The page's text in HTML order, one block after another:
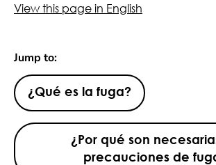
View this page in English
Jump to:
¿Qué es la fuga?
¿Por qué son
precauciones de